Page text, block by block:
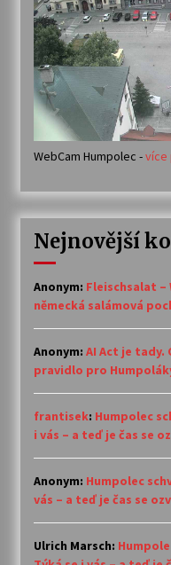
WebCam Humpolec -více
Nejnovější
Anonym: Fleischsalat –
německá salámová
Anonym: AI Act je tady.
pravidlo pro
frantisek: Humpolec
i vás – a teď je čas se
Anonym: Humpolec
vás – a teď je čas se
Ulrich Marsch: